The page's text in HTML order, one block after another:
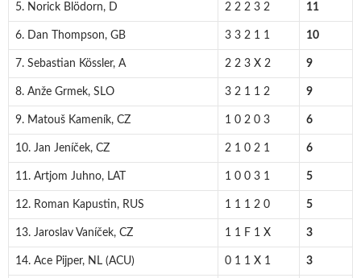
5. Norick Blödorn, D 2 2 2 3 2 11
6. Dan Thompson, GB 3 3 2 1 1 10
7. Sebastian Kössler, A 2 2 3 X 2 9
8. Anže Grmek, SLO 3 2 1 1 2 9
9. Matouš Kameník, CZ 1 0 2 0 3 6
10. Jan Jeníček, CZ 2 1 0 2 1 6
11. Artjom Juhno, LAT 1 0 0 3 1 5
12. Roman Kapustin, RUS 1 1 1 2 0 5
13. Jaroslav Vaníček, CZ 1 1 F 1 X 3
14. Ace Pijper, NL (ACU) 0 1 1 X 1 3